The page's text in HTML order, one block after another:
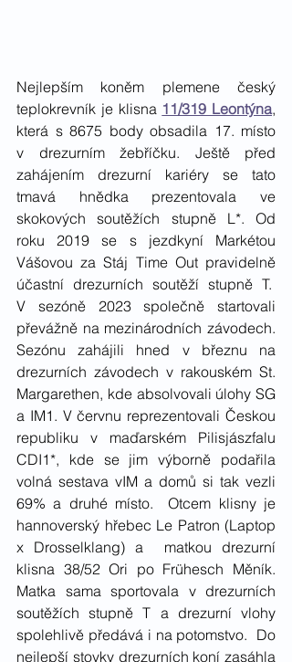
Nejlepším koněm plemene český
teplokrevník je klisna 11/319 Leontýna,
která s 8675 body obsadila 17. místo
v drezurním žebříčku. Ještě před
zahájením drezurní kariéry se tato
tmavá hnědka prezentovala ve
skokových soutěžích stupně L*. Od
roku 2019 se s jezdkyní Markétou
Vášovou za Stáj Time Out pravidelně
účastní drezurních soutěží stupně T.
V sezóně 2023 společně startovali
převážně na mezinárodních závodech.
Sezónu zahájili hned v březnu na
drezurních závodech v rakouském St.
Margarethen, kde absolvovali úlohy SG
a IM1. V červnu reprezentovali Českou
republiku v maďarském Pilisjászfalu
CDI1*, kde se jim výborně podařila
volná sestava vIM a domů si tak vezli
69% a druhé místo.  Otcem klisny je
hannoverský hřebec Le Patron (Laptop
x Drosselklang) a  matkou drezurní
klisna 38/52 Ori po Frühesch Měník.
Matka sama sportovala v drezurních
soutěžích stupně T a drezurní vlohy
spolehlivě předává i na potomstvo.  Do
nejlepší stovky drezurních koní zasáhla